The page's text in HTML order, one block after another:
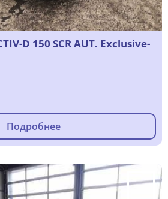
D 150 SCR AUT. Exclusive-
Подробнее